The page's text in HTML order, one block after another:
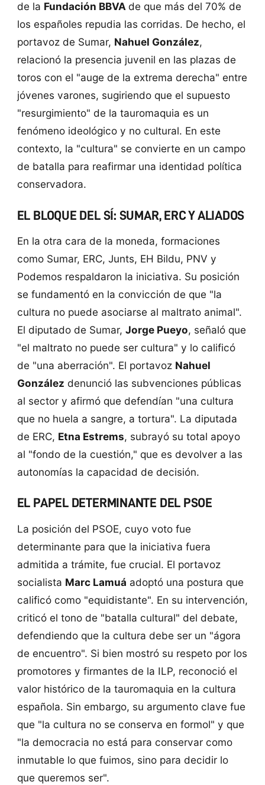
de la Fundación BBVAde que más del 70% de
los españoles repudia las corridas. De hecho, el
portavoz de Sumar, Nahuel González,
relacionó la presencia juvenil en las plazas de
toros con el "auge de la extrema derecha" entre
jóvenes varones, sugiriendo que el supuesto
"resurgimiento" de la tauromaquia es un
fenómeno ideológico y no cultural. En este
contexto, la "cultura" se convierte en un campo
de batalla para reafirmar una identidad política
conservadora.
EL BLOQUE DEL SÍ: SUMAR, ERC Y ALIADOS
En la otra cara de la moneda, formaciones
como Sumar, ERC, Junts, EH Bildu, PNV y
Podemos respaldaron la iniciativa. Su posición
se fundamentó en la convicción de que "la
cultura no puede asociarse al maltrato animal".
El diputado de Sumar, Jorge Pueyo, señaló que
"el maltrato no puede ser cultura" y lo calificó
de "una aberración". El portavoz Nahuel
González denunció las subvenciones públicas
al sector y afirmó que defendían "una cultura
que no huela a sangre, a tortura". La diputada
de ERC, Etna Estrems, subrayó su total apoyo
al "fondo de la cuestión," que es devolver a las
autonomías la capacidad de decisión.
EL PAPEL DETERMINANTE DEL PSOE
La posición del PSOE, cuyo voto fue
determinante para que la iniciativa fuera
admitida a trámite, fue crucial. El portavoz
socialista Marc Lamuá adoptó una postura que
calificó como "equidistante". En su intervención,
criticó el tono de "batalla cultural" del debate,
defendiendo que la cultura debe ser un "ágora
de encuentro". Si bien mostró su respeto por los
promotores y firmantes de la ILP, reconoció el
valor histórico de la tauromaquia en la cultura
española. Sin embargo, su argumento clave fue
que "la cultura no se conserva en formol" y que
"la democracia no está para conservar como
inmutable lo que fuimos, sino para decidir lo
que queremos ser".